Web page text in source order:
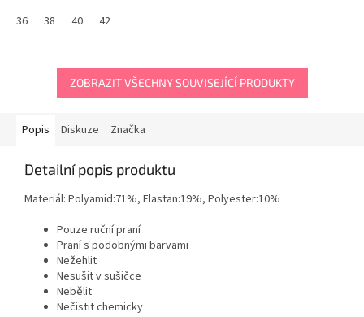
36
38 40 42
ZOBRAZIT VŠECHNY SOUVISEJÍCÍ PRODUKTY
Popis Diskuze Značka
Detailní popis produktu
Materiál: Polyamid:71%, Elastan:19%, Polyester:10%
Pouze ruční praní
Praní s podobnými barvami
Nežehlit
Nesušit v sušičce
Nebělit
Nečistit chemicky